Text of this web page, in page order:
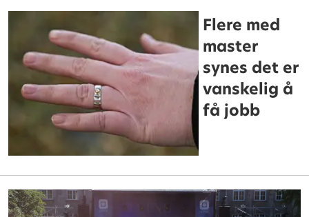
Flere med
master
synes det er
vanskelig å
få jobb